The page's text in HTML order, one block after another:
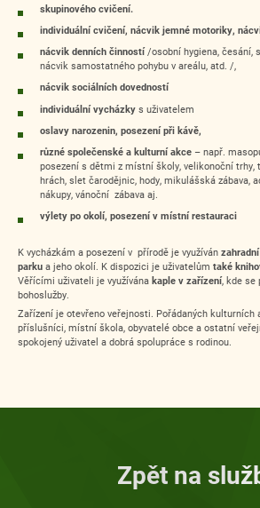
skupinového cvičení.
individuální cvičení, nácvik jemné motoriky,
nácvik denních činností/osobní hygiena, česání,
nácvik samostatného pohybu v areálu, atd. /,
nácvik sociálních dovedností
individuální vycházky s uživatelem
oslavy narozenin, posezení při kávě,
různé společenské a kulturní akce – např.
posezení s dětmi z místní školy, velikonoční trhy,
hrách, slet čarodějnic, hody, mikulášská zábava,
nákupy, vánoční zábava aj.
výlety po okolí, posezení v místní restauraci
K vycházkám a posezení v přírodě je využíván
parku a jeho okolí. K dispozici je uživatelům také
Věřícími uživateli je využívána kaple v zařízení, kde se
bohoslužby.
Zařízení je otevřeno veřejnosti. Pořádaných
příslušníci, místní škola, obyvatelé obce a ostatní
spokojený uživatel a dobrá spolupráce s rodinou.
Zpět na